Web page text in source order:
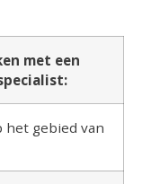
met een
het gebied van